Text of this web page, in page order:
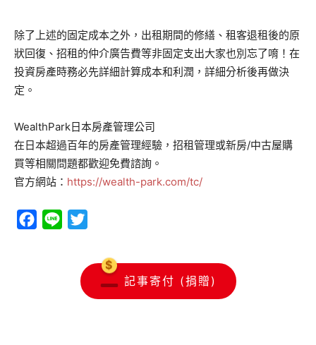
除了上述的固定成本之外，出租期間的修繕、租客退租後的原
狀回復、招租的仲介廣告費等非固定支出大家也別忘了唷！在
投資房產時務必先詳細計算成本和利潤，詳細分析後再做決
定。
WealthPark日本房產管理公司
在日本超過百年的房產管理經驗，招租管理或新房/中古屋購
買等相關問題都歡迎免費諮詢。
官方網站： https://wealth-park.com/tc/
Facebook
Line
記事寄付 (捐贈)